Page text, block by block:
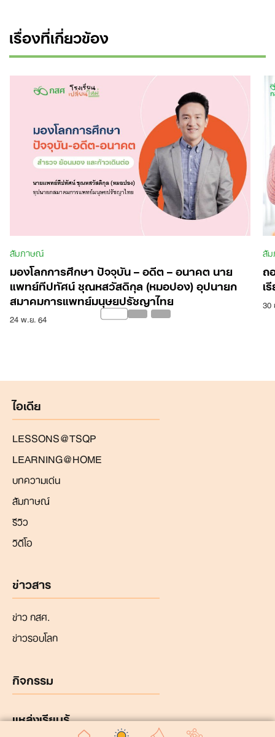
เรื่องที่เกี่ยวข้อง
สัมภาษณ์
มองโลกการศึกษา ปัจจุบัน – อดีต – อนาคต นาย
แพทย์ทีปทัศน์ ชุณหสวัสดิกุล (หมอปอง) อุปนายก
สมาคมการแพทย์มนุษยปรัชญาไทย
24 พ.ย. 64
สั
ถ
เ
30
ไอเดีย
LESSONS@TSQP
LEARNING@HOME
บทความเด่น
สัมภาษณ์
รีวิว
วิดีโอ
ข่าวสาร
ข่าว กสศ.
ข่าวรอบโลก
กิจกรรม
แหล่งเรียนรู้